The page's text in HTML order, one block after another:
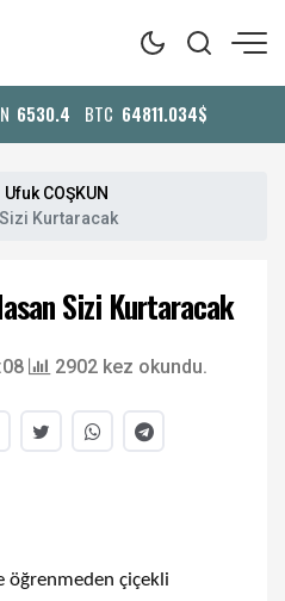
6530.4 BTC 64811.034$
Ufuk COŞKUN
Sizi Kurtaracak
Sizi Kurtaracak
2902 kez okundu.
öğrenmeden çiçekli